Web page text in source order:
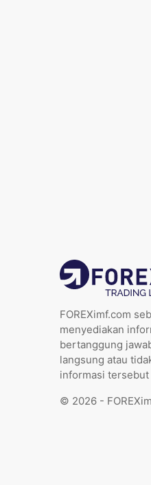
FOREXimf.com
menyediakan
bertanggung
langsung atau
informasi tersebut
© 2026 -